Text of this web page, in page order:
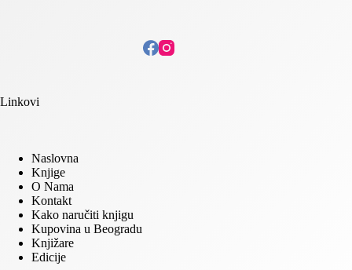
Linkovi
Naslovna
Knjige
O Nama
Kontakt
Kako naručiti knjigu
Kupovina u Beogradu
Knjižare
Edicije